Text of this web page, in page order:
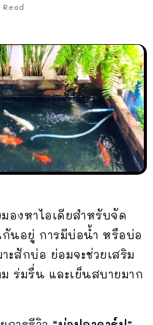
Read
องหาไอเดียสำหรับจัด
นอยู่ การมีบ่อน้ำ หรือบ่อ
ะสักบ่อ ย่อมจะช่วยเสริม
ร่มรื่น และเย็นสบายมาก